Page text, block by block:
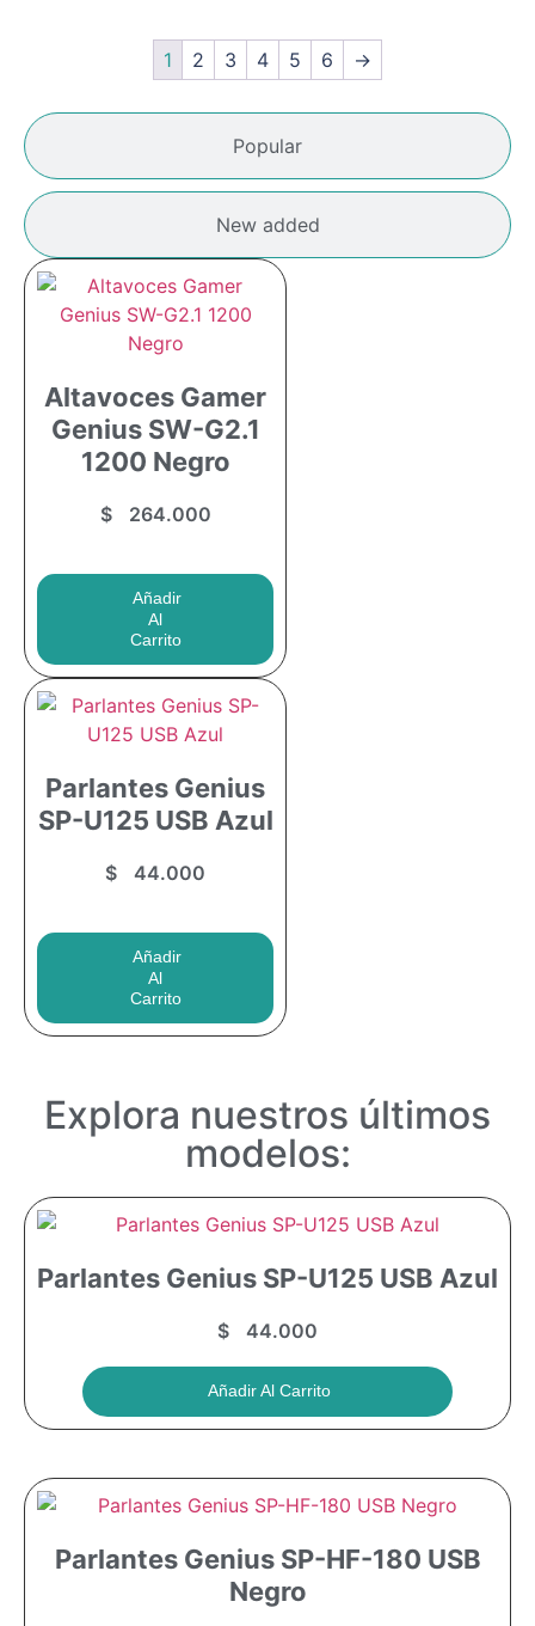
Popular
New added
1 2 3 4 5 6 →
Altavoces Gamer
Genius SW-G2.1
1200 Negro
$264.000
Añadir
Al
Carrito
Parlantes Genius
SP-U125 USB Azul
$ 44.000
Añadir
Al
Carrito
Explora nuestros últimos
modelos:
Parlantes Genius SP-U125 USB Azul
$ 44.000
Añadir Al Carrito
Parlantes Genius SP-HF-180 USB
Negro